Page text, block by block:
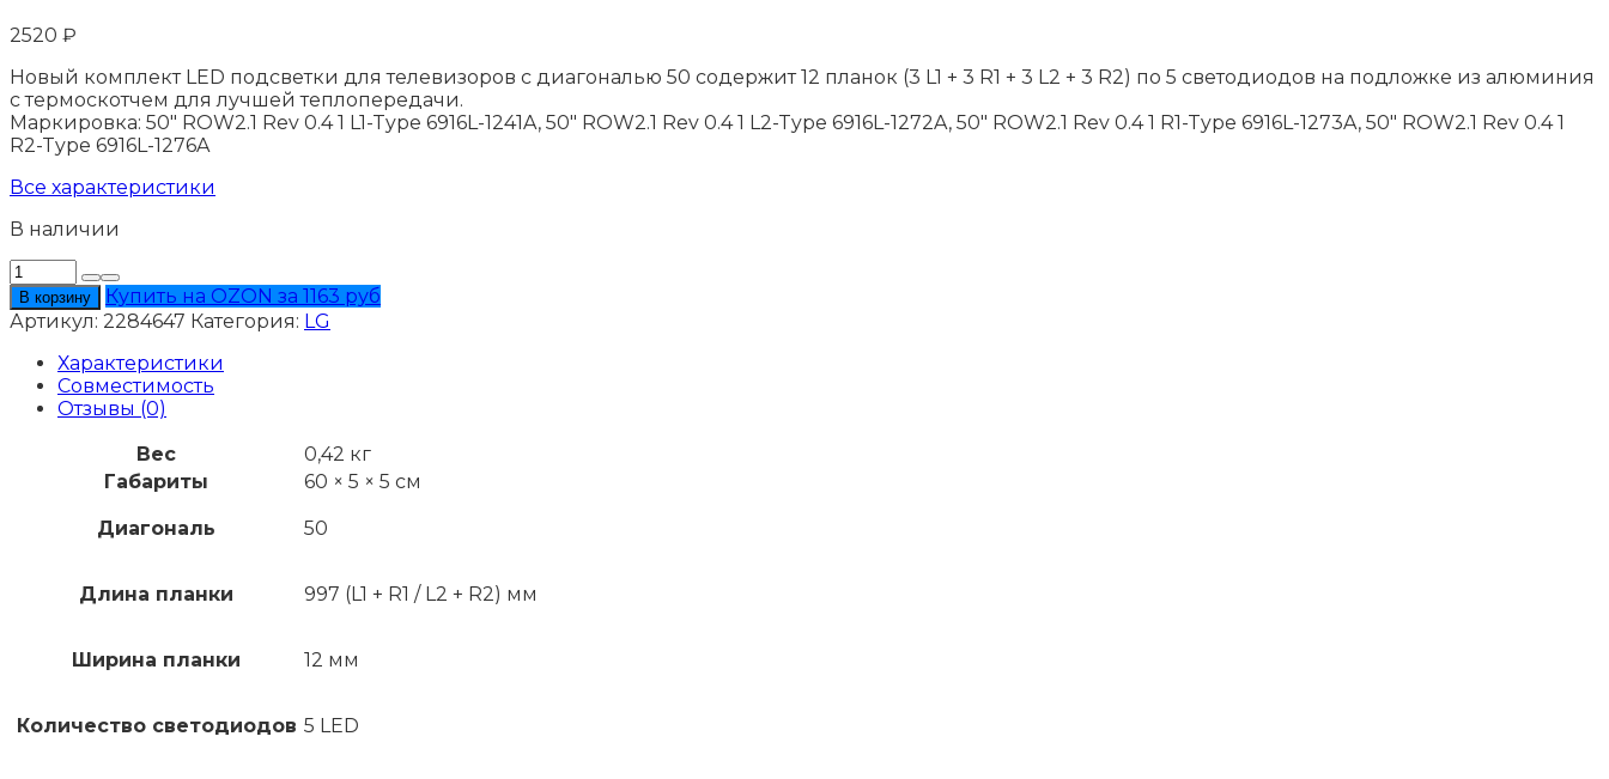
2520 ₽
Новый комплект LED подсветки для телевизоров с диагональю 50 содержит 12 планок (3 L1 + 3 R1 + 3 L2 + 3 R2) по 5 светодиодов на подложке из алюминия
с термоскотчем для лучшей теплопередачи.
Маркировка: 50″ ROW2.1 Rev 0.4 1 L1-Type 6916L-1241A, 50″ ROW2.1 Rev 0.4 1 L2-Type 6916L-1272A, 50″ ROW2.1 Rev 0.4 1 R1-Type 6916L-1273A, 50″ ROW2.1 Rev 0.4 1
R2-Type 6916L-1276A
Все характеристики
В наличии
Количество
товара
Подсветка
LG
50LN6108
В корзину
Купить на OZON за 1163 руб
Артикул: 2284647 Категория: LG
Характеристики
Совместимость
Отзывы (0)
Вес
0,42 кг
Габариты
60 × 5 × 5 см
Диагональ 50
Длина планки 997 (L1 + R1 / L2 + R2) мм
Ширина планки 12 мм
Количество светодиодов 5 LED